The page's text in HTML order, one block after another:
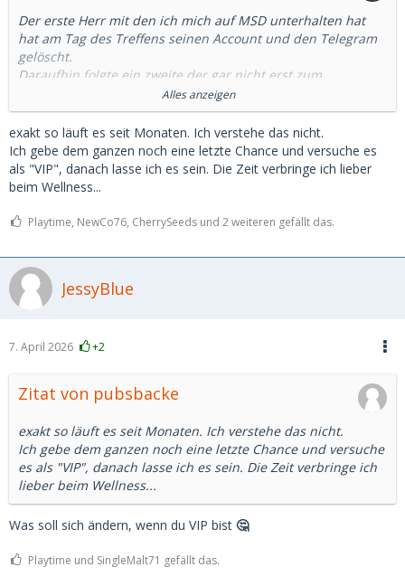
kommt.
Der erste Herr mit den ich mich auf MSD unterhalten hat
hat am Tag des Treffens seinen Account und den Telegram
gelöscht.
Daraufhin folgte ein zweite der gar nicht erst zum
ausgemachten Treffen kam, dabei hieß es er wäre gleich da.
Nach 20 Minuten bin ich dann auch gegangen.
Und unfassbar viele Fälle von ghosting. Teilweise sogar nach
einem Telefont. Ich weiß wirklich nicht was das soll und ich
kannte sowas noch gar nicht davor.
Influencer benutzt hat. Da frage ich mich immernoch wie er
Also ja. Es gibt täglich neue Anfragen. Aber die wenigsten
scheinen wirklich Interesse an einem als Person oder einem
Man muss also leider doch viele viele Stunden darin
Alles anzeigen
exakt so läuft es seit Monaten. Ich verstehe das nicht.
Ich gebe dem ganzen noch eine letzte Chance und versuche es
als "VIP", danach lasse ich es sein. Die Zeit verbringe ich lieber
beim Wellness...
Playtime, NewCo76, CherrySeeds und 2 weiteren gefällt das.
JessyBlue
7. April 2026 +2
Zitat von pubsbacke
exakt so läuft es seit Monaten. Ich verstehe das nicht.
Ich gebe dem ganzen noch eine letzte Chance und versuche
es als "VIP", danach lasse ich es sein. Die Zeit verbringe ich
lieber beim Wellness...
Was soll sich ändern, wenn du VIP bist 🤔
Playtime und SingleMalt71 gefällt das.